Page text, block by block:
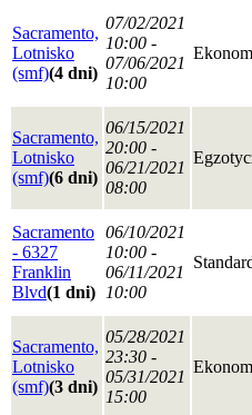
Sacramento,
Lotnisko
(smf)(4 dni)
07/02/2021
10:00 -
07/06/2021
10:00
Sacramento,
Lotnisko
(smf)(6 dni)
06/15/2021
20:00 -
06/21/2021
08:00
Sacramento
- 6327
Franklin
Blvd(1 dni)
06/10/2021
10:00 -
06/11/2021
10:00
Sacramento,
Lotnisko
(smf)(3 dni)
05/28/2021
23:30 -
05/31/2021
15:00